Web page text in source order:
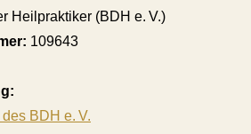
Heilpraktiker (BDH e. V.)
109643
BDH e. V.